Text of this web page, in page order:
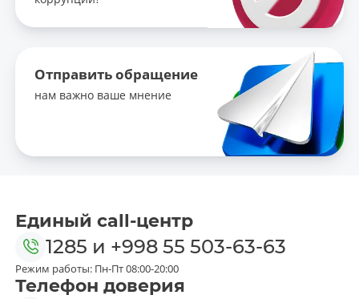
Отправить обращение
нам важно ваше мнение
Единый call-центр
1285 и +998 55 503-63-63
Режим работы: Пн-Пт 08:00-20:00
Телефон доверия